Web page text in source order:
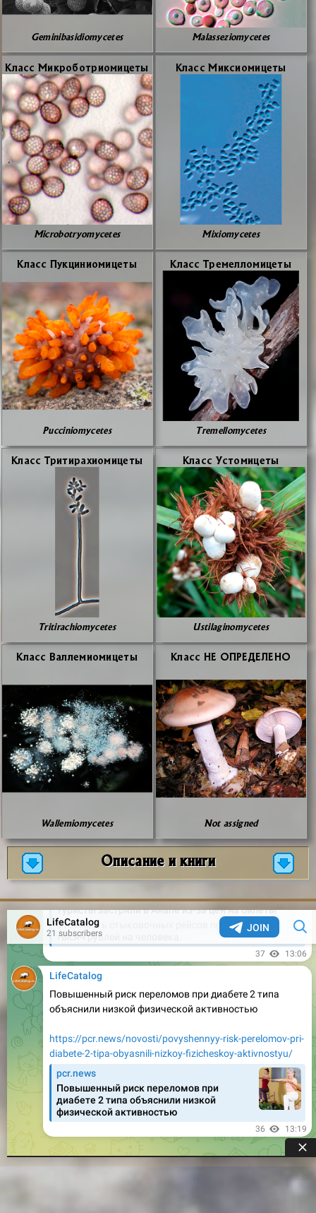
Geminibasidiomycetes Malasseziomycetes
Класс Мик­ро­бо­три­о­ми­це­ты
Microbotryomycetes
Класс Мик­си­о­ми­це­ты
Mixiomycetes
Класс Пук­ци­нио­ми­це­ты
Pucciniomycetes
Класс Тре­мел­ло­ми­це­ты
Tremellomycetes
Класс Три­тира­хио­ми­це­ты
Tritirachiomycetes
Класс Усто­ми­це­ты
Ustilaginomycetes
Класс Вал­ле­мио­ми­це­ты
Wallemiomycetes
Класс НЕ ОПРЕ­ДЕ­ЛЕ­НО
Not assigned
Описание и книги